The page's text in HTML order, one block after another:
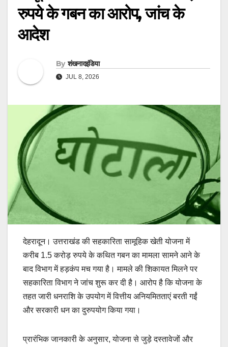
रुपये के गबन का आरोप, जांच के
आदेश
By शंखनादइंडिया
JUL 8, 2026
देहरादून। उत्तराखंड की सहकारिता सामूहिक खेती योजना में
करीब 1.5 करोड़ रुपये के कथित गबन का मामला सामने आने के
बाद विभाग में हड़कंप मच गया है। मामले की शिकायत मिलने पर
सहकारिता विभाग ने जांच शुरू कर दी है। आरोप है कि योजना के
तहत जारी धनराशि के उपयोग में वित्तीय अनियमितताएं बरती गईं
और सरकारी धन का दुरुपयोग किया गया।
प्रारंभिक जानकारी के अनुसार, योजना से जुड़े दस्तावेजों और